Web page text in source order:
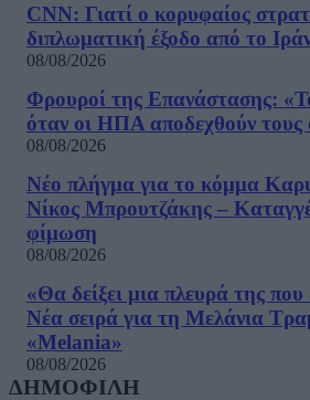
CNN: Γιατί ο κορυφαίος
διπλωματική έξοδο από το
08/08/2026
Φρουροί της Επανάστασης:
όταν οι ΗΠΑ αποδεχθούν τους
08/08/2026
Νέο πλήγμα για το κόμμα
Νίκος Μπρουτζάκης –
φίμωση
08/08/2026
«Θα δείξει μια πλευρά της
Νέα σειρά για τη Μελάνια
«Melania»
08/08/2026
ΔΗΜΟΦΙΛΗ